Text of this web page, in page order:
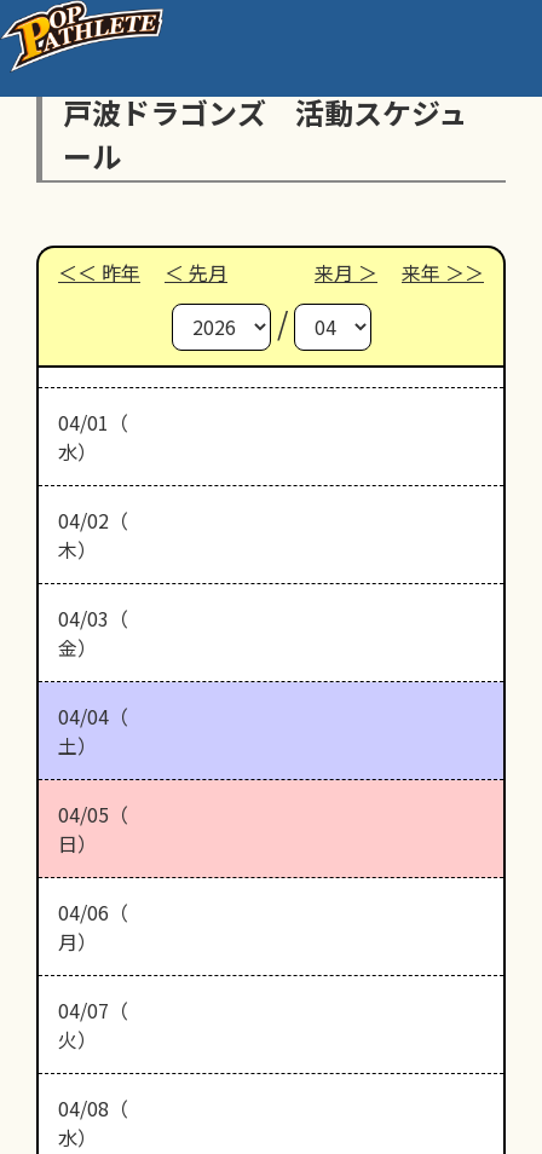
戸波ドラゴンズ 活動スケジュ
ール
昨年 先月 来月 来年
/
04/01（
水）
04/02（
木）
04/03（
金）
04/04（
土）
04/05（
日）
04/06（
月）
04/07（
火）
04/08（
水）